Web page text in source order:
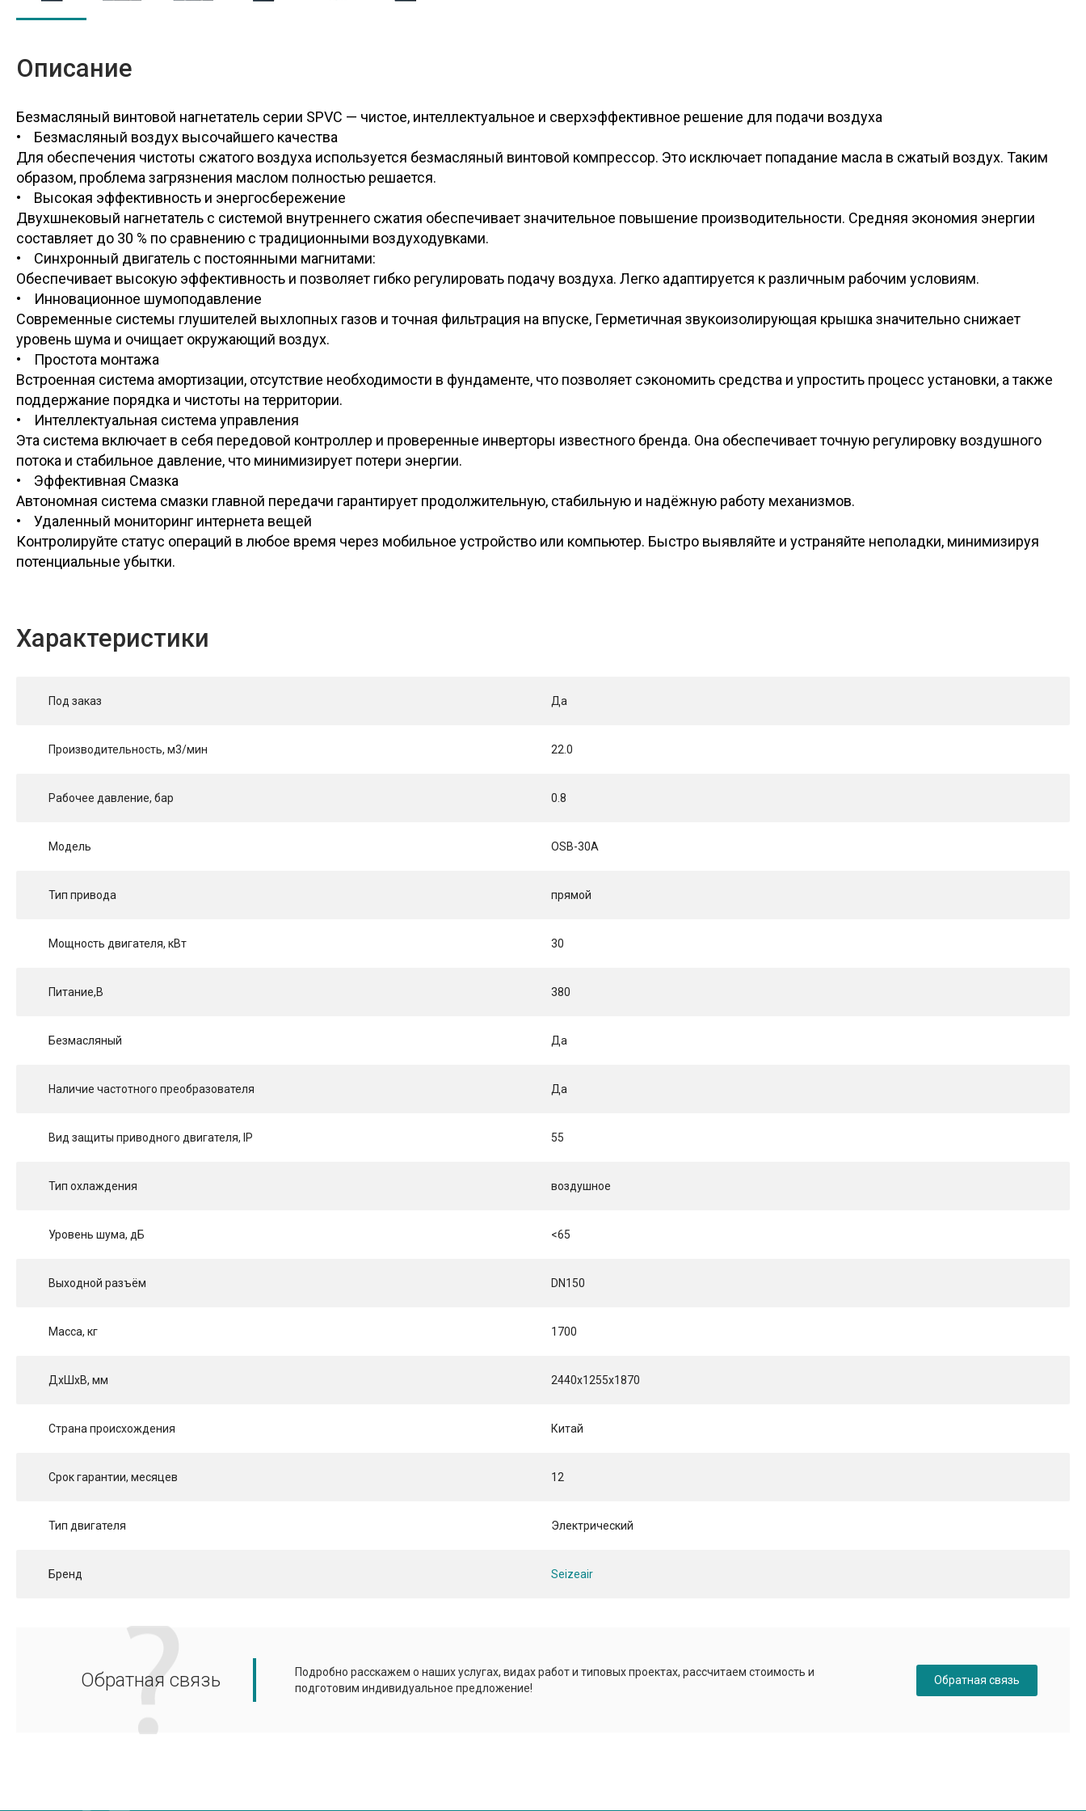
Описание
Безмасляный винтовой нагнетатель серии SPVC — чистое, интеллектуальное и сверхэффективное решение для подачи воздуха
• Безмасляный воздух высочайшего качества
Для обеспечения чистоты сжатого воздуха используется безмасляный винтовой компрессор. Это исключает попадание масла в сжатый воздух. Таким
образом, проблема загрязнения маслом полностью решается.
• Высокая эффективность и энергосбережение
Двухшнековый нагнетатель с системой внутреннего сжатия обеспечивает значительное повышение производительности. Средняя экономия энергии
составляет до 30 % по сравнению с традиционными воздуходувками.
• Синхронный двигатель с постоянными магнитами:
Обеспечивает высокую эффективность и позволяет гибко регулировать подачу воздуха. Легко адаптируется к различным рабочим условиям.
• Инновационное шумоподавление
Современные системы глушителей выхлопных газов и точная фильтрация на впуске, Герметичная звукоизолирующая крышка значительно снижает
уровень шума и очищает окружающий воздух.
• Простота монтажа
Встроенная система амортизации, отсутствие необходимости в фундаменте, что позволяет сэкономить средства и упростить процесс установки, а также
поддержание порядка и чистоты на территории.
• Интеллектуальная система управления
Эта система включает в себя передовой контроллер и проверенные инверторы известного бренда. Она обеспечивает точную регулировку воздушного
потока и стабильное давление, что минимизирует потери энергии.
• Эффективная Смазка
Автономная система смазки главной передачи гарантирует продолжительную, стабильную и надёжную работу механизмов.
• Удаленный мониторинг интернета вещей
Контролируйте статус операций в любое время через мобильное устройство или компьютер. Быстро выявляйте и устраняйте неполадки, минимизируя
потенциальные убытки.
Характеристики
Под заказ Да
Производительность, м3/мин 22.0
Рабочее давление, бар 0.8
Модель OSB-30A
Тип привода прямой
Мощность двигателя, кВт 30
Питание,В 380
Безмасляный Да
Наличие частотного преобразователя Да
Вид защиты приводного двигателя, IP 55
Тип охлаждения воздушное
Уровень шума, дБ <65
Выходной разъём DN150
Масса, кг 1700
ДхШхВ, мм 2440x1255x1870
Страна происхождения Китай
Срок гарантии, месяцев 12
Тип двигателя Электрический
Бренд Seizeair
Обратная связь
Подробно расскажем о наших услугах, видах работ и типовых проектах, рассчитаем стоимость и
подготовим индивидуальное предложение!
Обратная связь